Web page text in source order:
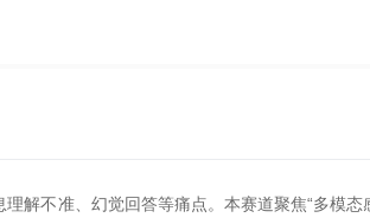
不准、幻觉回答等痛点。本赛道聚焦“多模态